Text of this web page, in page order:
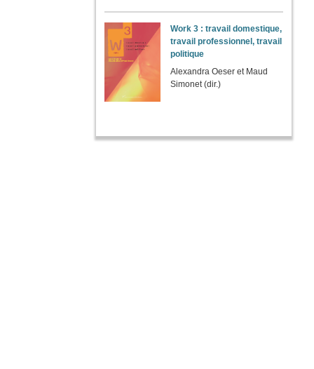
Work 3 : travail domestique,
travail professionnel, travail
politique
Alexandra Oeser et Maud
Simonet (dir.)